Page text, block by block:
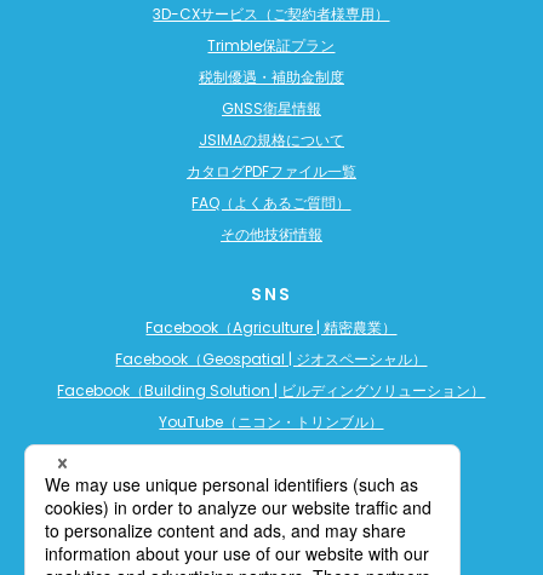
3D-CXサービス（ご契約者様専用）
Trimble保証プラン
税制優遇・補助金制度
GNSS衛星情報
JSIMAの規格について
カタログPDFファイル一覧
FAQ（よくあるご質問）
その他技術情報
SNS
Facebook（Agriculture | 精密農業）
Facebook（Geospatial | ジオスペーシャル）
Facebook（Building Solution | ビルディングソリューション）
YouTube（ニコン・トリンブル）
YouTube（ビルディングソリューション）
LINE公式アカウント（精密農業）